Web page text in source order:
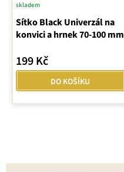
Sítko Black Univerzál na
konvici a hrnek 70-100 mm
Průměrné
hodnocení
produktu
5,0
5
hvězdiček.
skladem
199 Kč
DO KOŠÍKU